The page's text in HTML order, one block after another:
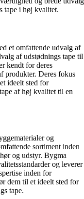
tape i høj kvalitet.
et omfattende udvalg af
af udstødnings tape til
kendt for deres
produkter. Deres fokus
ideelt sted for
af høj kvalitet til en
og
sortiment inden
og udstyr. Bygma
og leverer
inden for
dem til et ideelt sted for
tape.